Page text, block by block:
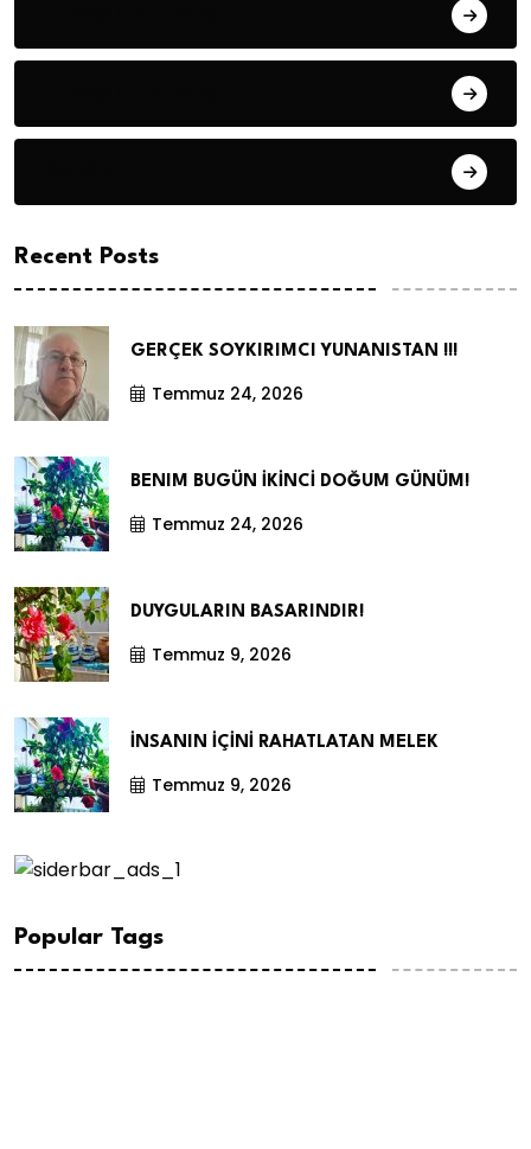
Recent Posts
GERÇEK SOYKIRIMCI YUNANISTAN !!!
Temmuz 24, 2026
BENIM BUGÜN İKİNCİ DOĞUM GÜNÜM!
Temmuz 24, 2026
DUYGULARIN BASARINDIR!
Temmuz 9, 2026
İNSANIN İÇİNİ RAHATLATAN MELEK
Temmuz 9, 2026
Popular Tags